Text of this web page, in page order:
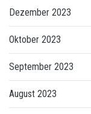
Dezember 2023
Oktober 2023
September 2023
August 2023